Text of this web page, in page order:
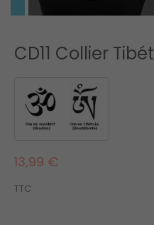
CD11 Collier
13,99 €
TTC